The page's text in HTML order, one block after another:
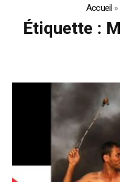
Accueil »
Étiquette :